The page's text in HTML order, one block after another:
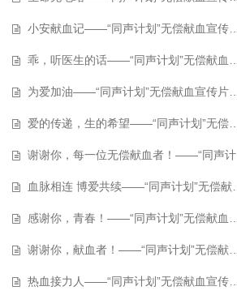
小安献血记——“同声计划”无偿献血宣传片（作品067）
乖，听医生的话——“同声计划”无偿献血宣传片（作品068）
为爱加油——“同声计划”无偿献血宣传片（作品065）
爱的传递，生的希望——“同声计划”无偿献血宣传片（作品064）
谢谢你，每一位无偿献血者！——“同声计划”无偿献血宣传片（作品063）
血脉相连 博爱共续——“同声计划”无偿献血宣传片（作品060）
感谢你，青春！——“同声计划”无偿献血宣传片（作品062）
谢谢你，献血者！——“同声计划”无偿献血宣传片（作品061）
热血接力人——“同声计划”无偿献血宣传片（作品059）